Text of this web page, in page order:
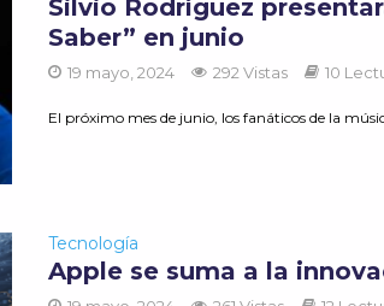
Silvio Rodríguez
Saber” en junio
19 mayo, 2024 292 Vistas 10
El próximo mes de junio, los fanáticos de la
Tecnología
Apple se suma a la